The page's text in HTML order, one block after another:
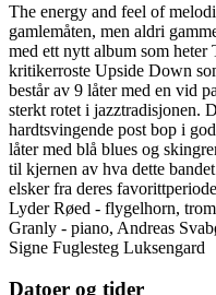
The energy and feel of
gamlemåten, men aldri
med ett nytt album som
kritikerroste Upside Down
består av 9 låter med en vid
sterkt rotet i jazztradisjonen.
hardtsvingende post bop i
låter med blå blues og
til kjernen av hva dette
elsker fra deres
Lyder Røed - flygelhorn,
Granly - piano, Andreas
Signe Fuglesteg Luksengard
Datoer og tider